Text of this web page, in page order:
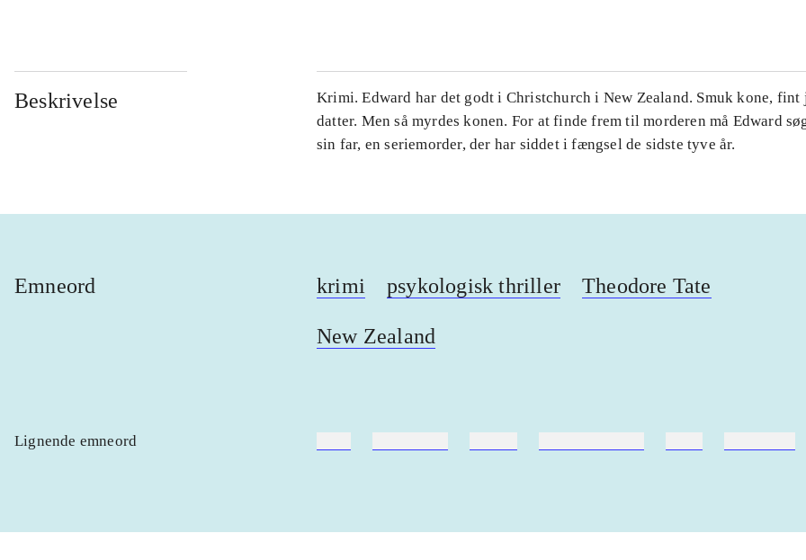
Beskrivelse
Krimi. Edward har det godt i Christchurch i New Zealand. Smuk kone,
datter. Men så myrdes konen. For at finde frem til morderen må Edward
sin far, en seriemorder, der har siddet i fængsel de sidste tyve år.
Emneord krimi psykologisk thriller Theodore Tate
New Zealand
Lignende emneord